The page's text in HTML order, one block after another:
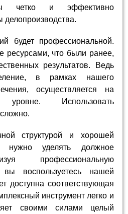
четко и эффективно
делопроизводства.
будет профессиональной.
ресурсами, что были ранее,
результатов. Ведь
в рамках нашего
осуществляется на
уровне. Использовать
структурой и хорошей
нужно уделять должное
профессиональную
вы воспользуетесь нашей
доступна соответствующая
инструмент легко и
своими силами целый